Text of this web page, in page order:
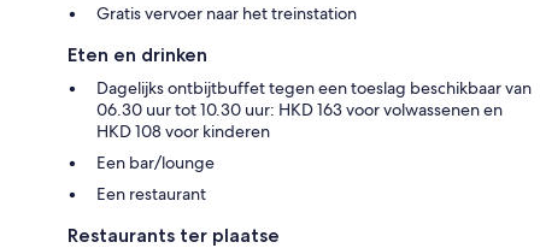
Gratis vervoer naar het treinstation
Eten en drinken
Dagelijks ontbijtbuffet tegen een toeslag beschikbaar van
06.30 uur tot 10.30 uur: HKD 163 voor volwassenen en
HKD 108 voor kinderen
Een bar/lounge
Een restaurant
Restaurants ter plaatse